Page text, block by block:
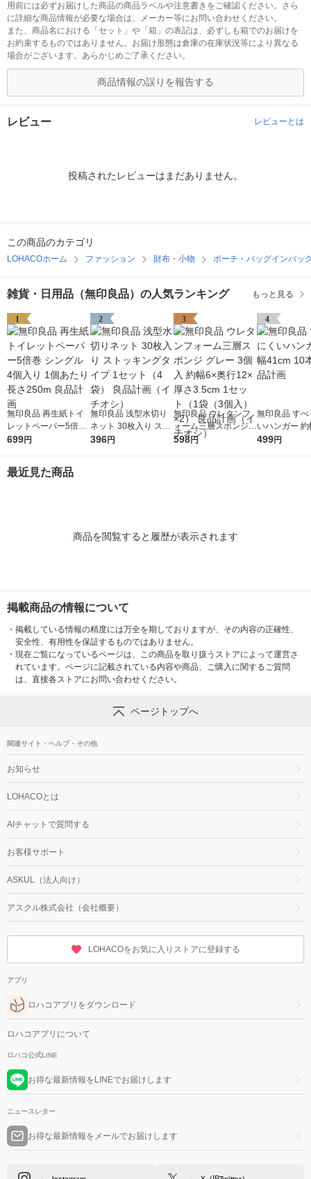
用前には必ずお届けした商品の商品ラベルや注意書きをご確認ください。さら
に詳細な商品情報が必要な場合は、メーカー等にお問い合わせください。
また、商品名における「セット」や「箱」の表記は、必ずしも箱でのお届けを
お約束するものではありません。お届け形態は倉庫の在庫状況等により異なる
場合がございます。あらかじめご了承ください。
商品情報の誤りを報告する
レビュー レビューとは
投稿されたレビューはまだありません。
この商品のカテゴリ
LOHACOホーム ファッション 財布・小物 ポーチ・バッグインバッ
雑貨・日用品（無印良品）の人気ランキング もっと見る
1
無印良品 再生紙トイ
レットペーパー5倍巻
シングル 4個入り 1個
699円
2
無印良品 浅型水切り
ネット 30枚入り スト
ッキングタイプ 1セッ
396円
3
無印良品 ウレタンフ
ォーム三層スポンジ
グレー 3個入 約幅6×
598円
4
無印良品 すべ
いハンガー
10本組 良品
499円
最近見た商品
商品を閲覧すると履歴が表示されます
掲載商品の情報について
・ 掲載している情報の精度には万全を期しておりますが、その内容の正確性、
安全性、有用性を保証するものではありません。
・ 現在ご覧になっているページは、この商品を取り扱うストアによって運営さ
れています。ページに記載されている内容や商品、ご購入に関するご質問
は、直接各ストアにお問い合わせください。
ページトップへ
関連サイト・ヘルプ・その他
お知らせ
LOHACOとは
AIチャットで質問する
お客様サポート
ASKUL（法人向け）
アスクル株式会社（会社概要）
LOHACOをお気に入りストアに登録する
アプリ
ロハコアプリをダウンロード
ロハコアプリについて
ロハコ公式LINE
お得な最新情報をLINEでお届けします
ニュースレター
お得な最新情報をメールでお届けします